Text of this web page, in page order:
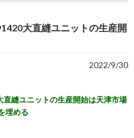
大直縫ユニットの生産開
2022/9/30
縫ユニットの生産開始は天津市場
埋める